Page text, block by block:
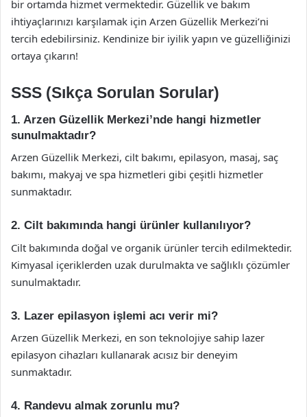
bir ortamda hizmet vermektedir. Güzellik ve bakım
ihtiyaçlarınızı karşılamak için Arzen Güzellik Merkezi’ni
tercih edebilirsiniz. Kendinize bir iyilik yapın ve güzelliğinizi
ortaya çıkarın!
SSS (Sıkça Sorulan Sorular)
1. Arzen Güzellik Merkezi’nde hangi hizmetler
sunulmaktadır?
Arzen Güzellik Merkezi, cilt bakımı, epilasyon, masaj, saç
bakımı, makyaj ve spa hizmetleri gibi çeşitli hizmetler
sunmaktadır.
2. Cilt bakımında hangi ürünler kullanılıyor?
Cilt bakımında doğal ve organik ürünler tercih edilmektedir.
Kimyasal içeriklerden uzak durulmakta ve sağlıklı çözümler
sunulmaktadır.
3. Lazer epilasyon işlemi acı verir mi?
Arzen Güzellik Merkezi, en son teknolojiye sahip lazer
epilasyon cihazları kullanarak acısız bir deneyim
sunmaktadır.
4. Randevu almak zorunlu mu?